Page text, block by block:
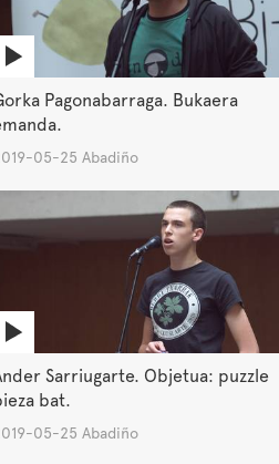
Pagonabarraga. Bukaera
05-25 Abadiño
Sarriugarte. Objetua: puzzle
bat.
05-25 Abadiño